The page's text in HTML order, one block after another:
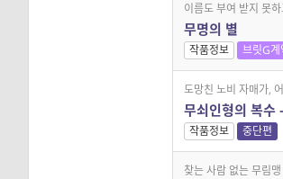
이름도 부여 받지 못
무명의 별
작품정보 브릿G계
도망친 노비 자매가,
무쇠인형의 복수
작품정보 중단편
찾는 사람 없는 무림